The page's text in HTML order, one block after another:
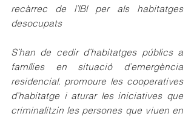
recàrrec de l’IBI per als habitatges
desocupats
S’han de cedir d’habitatges públics a
famílies en situació d’emergència
residencial, promoure les cooperatives
d’habitatge i aturar les iniciatives que
criminalitzin les persones que viuen en